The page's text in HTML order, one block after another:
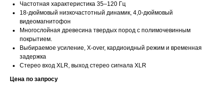
Частотная характеристика 35–120 Гц
18-дюймовый низкочастотный динамик, 4,0-дюймовый
видеомагнитофон
Многослойная древесина твердых пород с полимочевинным
покрытием.
Выбираемое усиление, X-over, кардиоидный режим и временная
задержка
Стерео вход XLR, выход стерео сигнала XLR
Цена по запросу